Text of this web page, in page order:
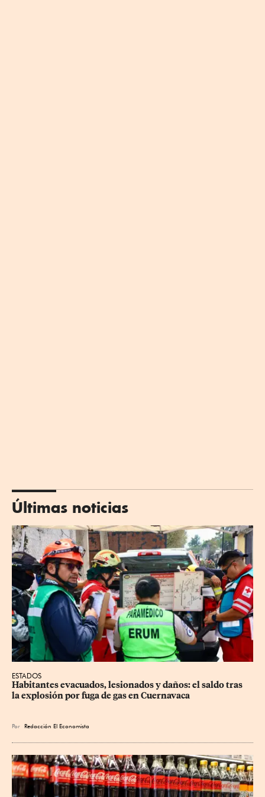
Últimas noticias
ESTADOS
Habitantes evacuados, lesionados y daños: el saldo tras
la explosión por fuga de gas en Cuernavaca
Por Redacción El Economista